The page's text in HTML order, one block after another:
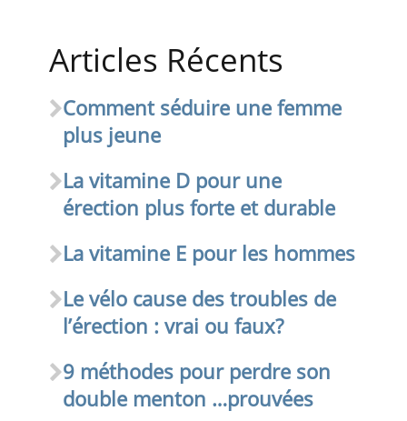
Articles Récents
Comment séduire une femme
plus jeune
La vitamine D pour une
érection plus forte et durable
La vitamine E pour les hommes
Le vélo cause des troubles de
l’érection : vrai ou faux?
9 méthodes pour perdre son
double menton …prouvées